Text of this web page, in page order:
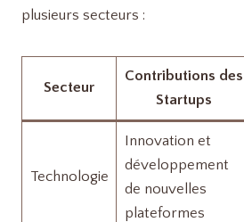
plusieurs secteurs :
Secteur
Contributions des
Startups
Technologie
Innovation et
développement
de nouvelles
plateformes